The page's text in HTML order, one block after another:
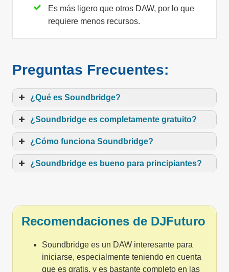
Es más ligero que otros DAW, por lo que
requiere menos recursos.
Preguntas Frecuentes:
¿Qué es Soundbridge?
¿Soundbridge es completamente gratuito?
¿Cómo funciona Soundbridge?
¿Soundbridge es bueno para principiantes?
Recomendaciones de DJFuturo
Soundbridge es un DAW interesante para
iniciarse, especialmente teniendo en cuenta
que es gratis, y es bastante completo en las